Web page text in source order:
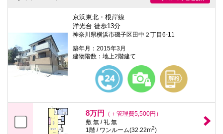
京浜東北・根岸線
洋光台 徒歩13分
神奈川県横浜市磯子区田中２丁目6-11
築年月：2015年3月
建物階数：地上2階建て
8万円
（＋管理費5,500円）
敷 無 / 礼 無
1階 / ワンルーム(32.22m2)